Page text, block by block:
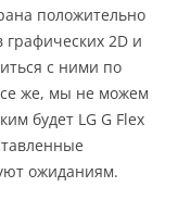
положительно
графических 2D и
с ними по
же, мы не можем
будет LG G Flex
ожиданиям.